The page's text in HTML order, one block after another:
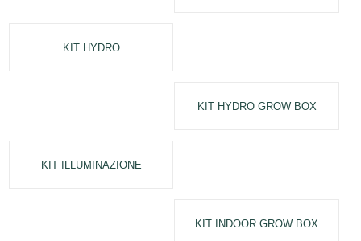
KIT HYDRO
KIT HYDRO GROW BOX
KIT ILLUMINAZIONE
KIT INDOOR GROW BOX